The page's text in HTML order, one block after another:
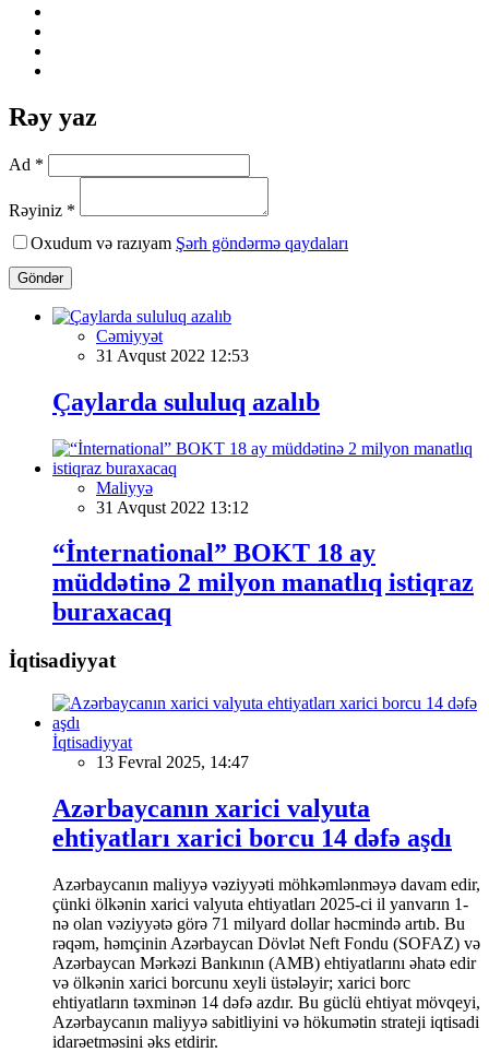
Rəy yaz
Ad *
Rəyiniz *
Oxudum və razıyam Şərh göndərmə qaydaları
Göndər
Cəmiyyət
31 Avqust 2022 12:53
Çaylarda sululuq azalıb
Maliyyə
31 Avqust 2022 13:12
“İnternational” BOKT 18 ay
müddətinə 2 milyon manatlıq istiqraz
buraxacaq
İqtisadiyyat
İqtisadiyyat
13 Fevral 2025, 14:47
Azərbaycanın xarici valyuta
ehtiyatları xarici borcu 14 dəfə aşdı
Azərbaycanın maliyyə vəziyyəti möhkəmlənməyə davam edir,
çünki ölkənin xarici valyuta ehtiyatları 2025-ci il yanvarın 1-
nə olan vəziyyətə görə 71 milyard dollar həcmində artıb. Bu
rəqəm, həmçinin Azərbaycan Dövlət Neft Fondu (SOFAZ) və
Azərbaycan Mərkəzi Bankının (AMB) ehtiyatlarını əhatə edir
və ölkənin xarici borcunu xeyli üstələyir; xarici borc
ehtiyatların təxminən 14 dəfə azdır. Bu güclü ehtiyat mövqeyi,
Azərbaycanın maliyyə sabitliyini və hökumətin strateji iqtisadi
idarəetməsini əks etdirir.